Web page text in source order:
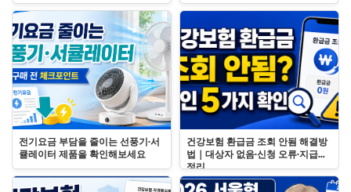
전기요금 부담을 줄이는 선풍기·서
큘레이터 제품을 확인해보세요
건강보험 환급금 조회 안됨 해결방
법｜대상자 없음·신청 오류·지급일
정리